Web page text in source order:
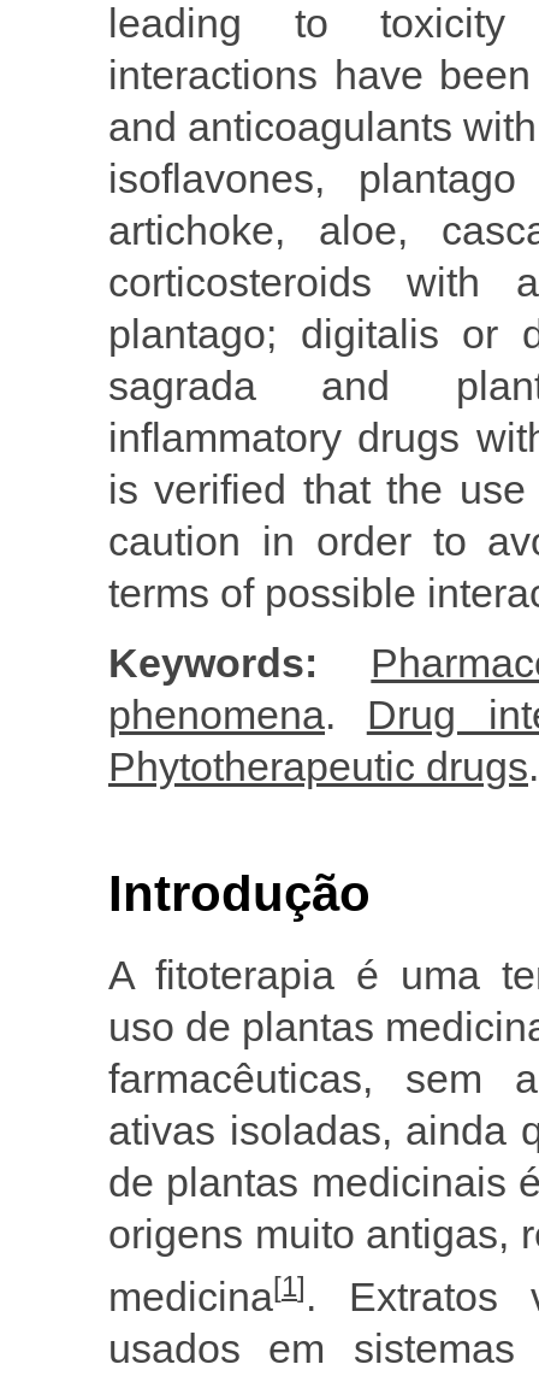
leading to toxicity
interactions have
and anticoagulants
isoflavones,
artichoke, aloe,
corticosteroids with
plantago; digitalis or
sagrada and
inflammatory drugs
is verified that the
caution in order to
terms of possible
Keywords:
phenomena.
Drug
Phytotherapeutic drugs.
Introdução
A fitoterapia é uma
uso de plantas
farmacêuticas, sem
ativas isoladas, ainda
de plantas medicinais
origens muito antigas,
medicina[1]. Extratos
usados em